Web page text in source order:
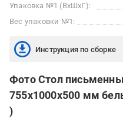
Упаковка №1 (ВхШхГ):
Вес упаковки №1:
Инструкция по сборке
Фото Стол
755х1000х500 мм
)